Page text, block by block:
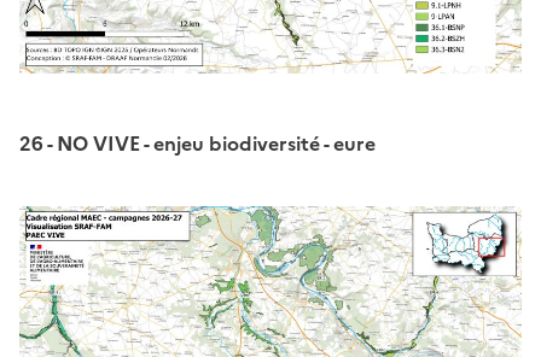
26 - NO VIVE - enjeu biodiversité - eure